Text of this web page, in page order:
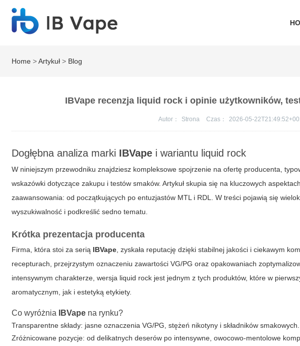
Home >Artykuł > Blog
IBVape recenzja liquid rock i opinie użytkowników,
Autor： Strona Czas： 2026-05-
Dogłębna analiza marki IBVape i wariantu liquid rock
W niniejszym przewodniku znajdziesz kompleksowe spojrzenie na ofertę producenta,
wskazówki dotyczące zakupu i testów smaków. Artykuł skupia się na kluczowych
zaawansowania: od początkujących po entuzjastów MTL i RDL. W treści pojawią się
wyszukiwalność i podkreślić sedno tematu.
Krótka prezentacja producenta
Firma, która stoi za serią IBVape , zyskała reputację dzięki stabilnej jakości i ciekawym
recepturach, przejrzystym oznaczeniu zawartości VG/PG oraz opakowaniach
intensywnym charakterze, wersja liquid rock jest jednym z tych produktów, które w
aromatycznym, jak i estetyką etykiety.
Co wyróżnia IBVape na rynku?
Transparentne składy: jasne oznaczenia VG/PG, stężeń nikotyny i składników smakowych.
Zróżnicowane pozycje: od delikatnych deserów po intensywne, owocowo-mentolowe